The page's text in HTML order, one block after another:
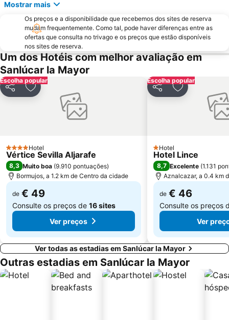
Firenze
Zodiaco
Giralda
Semana Santa
Parque de Maria Luísa
Fibes Sevilla Kongresscenter
Plaza Nueva
Estadio Ramón Sánchez Pizjuán
Itálica ciudad romana
Prefeitura de Sevilha
El Rocio
Torre do Ouro
Calle Tetuán
Basilica da Macarena
Mostrar mais
Os preços e a disponibilidade que recebemos dos sites de reserva
mudam frequentemente. Como tal, pode haver diferenças entre as
ofertas que consulta no trivago e os preços que estão disponíveis
nos sites de reserva.
Um dos Hotéis com melhor avaliação em
Sanlúcar la Mayor
Escolha popular
PartilharAdicionar aos favoritos
4 Estrelas
Hotel
Vértice Sevilla Aljarafe
8,3 Muito boa (9.910 pontuações)
Bormujos, a 1.2 km de Centro da cidade
de € 49
Consulte os preços de 16 sites
Ver preços
Escolha popular
PartilharAdicionar
1 Estrelas
Hotel
Hotel Lince
8,7 Excelente (1.131
Aznalcazar, a 0.4 km
de € 46
Consulte os preços
Ver
Ver todas as estadias em Sanlúcar la Mayor
Outras estadias em Sanlúcar la Mayor